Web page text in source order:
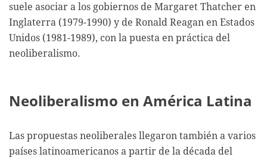
suele asociar a los gobiernos de Margaret Thatcher en
Inglaterra (1979-1990) y de Ronald Reagan en Estados
Unidos (1981-1989), con la puesta en práctica del
neoliberalismo.
Neoliberalismo en América Latina
Las propuestas neoliberales llegaron también a varios
países latinoamericanos a partir de la década del